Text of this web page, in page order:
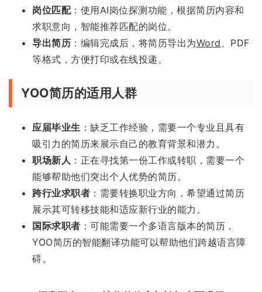
岗位匹配：使用AI岗位探测功能，根据简历内容和
求职意向，智能推荐匹配的岗位。
导出简历 ：编辑完成后，将简历导出为Word 、PDF
等格式，方便打印或在线投递。
YOO简历的适用人群
应届毕业生 ：缺乏工作经验，需要一个专业且具有
吸引力的简历来展示自己的教育背景和潜力。
职场新人 ：正在寻找第一份工作或转职，需要一个
能够帮助他们突出个人优势的简历。
跨行业求职者 ：需要转换职业方向，希望通过简历
展示其可转移技能和适应新行业的能力。
国际求职者 ：可能需要一个多语言版本的简历，
YOO简历的智能翻译功能可以帮助他们跨越语言障
碍。